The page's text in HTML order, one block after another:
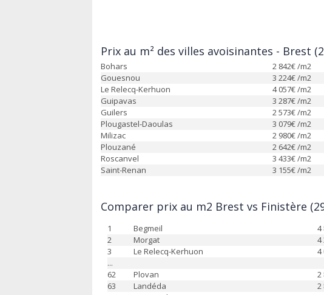
Prix au m² des villes avoisinantes - Brest
Bohars 2 842€ /m2
Gouesnou
3 224€ /m2
Le Relecq-Kerhuon
4 057€ /m2
Guipavas
3 287€ /m2
Guilers
2 573€ /m2
Plougastel-Daoulas
3 079€ /m2
Milizac
2 980€ /m2
Plouzané
2 642€ /m2
Roscanvel
3 433€ /m2
Saint-Renan
3 155€ /m2
Comparer prix au m2 Brest vs Finistère
1 Begmeil 4
2
Morgat 4
3
Le Relecq-Kerhuon 4
...
62
Plovan 2
63
Landéda 2